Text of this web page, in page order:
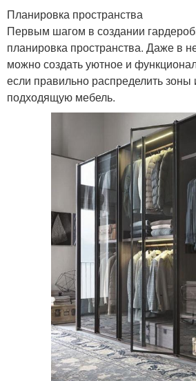
Планировка пространства
Первым шагом в создании
планировка пространства. Даже в
можно создать уютное и
если правильно распределить зоны
подходящую мебель.